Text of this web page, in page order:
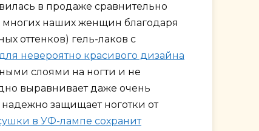
в продаже сравнительно
многих наших женщин благодаря
оттенков) гель-лаков с
невероятно красивого дизайна
слоями на ногти и не
выравнивает даже очень
защищает ноготки от
в УФ-лампе сохранит